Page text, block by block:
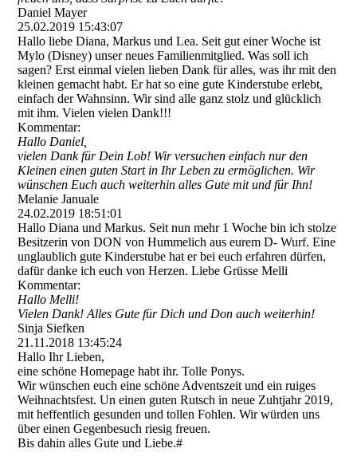
Daniel Mayer
25.02.2019 15:43:07
Hallo liebe Diana, Markus und Lea. Seit gut einer Woche ist
Mylo (Disney) unser neues Familienmitglied. Was soll ich
sagen? Erst einmal vielen lieben Dank für alles, was ihr mit den
kleinen gemacht habt. Er hat so eine gute Kinderstube erlebt,
einfach der Wahnsinn. Wir sind alle ganz stolz und glücklich
mit ihm. Vielen vielen Dank!!!
Kommentar:
Hallo Daniel,
vielen Dank für Dein Lob! Wir versuchen einfach nur den
Kleinen einen guten Start in Ihr Leben zu ermöglichen. Wir
wünschen Euch auch weiterhin alles Gute mit und für Ihn!
Melanie Januale
24.02.2019 18:51:01
Hallo Diana und Markus. Seit nun mehr 1 Woche bin ich stolze
Besitzerin von DON von Hummelich aus eurem D- Wurf. Eine
unglaublich gute Kinderstube hat er bei euch erfahren dürfen,
dafür danke ich euch von Herzen. Liebe Grüsse Melli
Kommentar:
Hallo Melli!
Vielen Dank! Alles Gute für Dich und Don auch weiterhin!
Sinja Siefken
21.11.2018 13:45:24
Hallo Ihr Lieben,
eine schöne Homepage habt ihr. Tolle Ponys.
Wir wünschen euch eine schöne Adventszeit und ein ruiges
Weihnachtsfest. Un einen guten Rutsch in neue Zuhtjahr 2019,
mit heffentlich gesunden und tollen Fohlen. Wir würden uns
über einen Gegenbesuch riesig freuen.
Bis dahin alles Gute und Liebe.#